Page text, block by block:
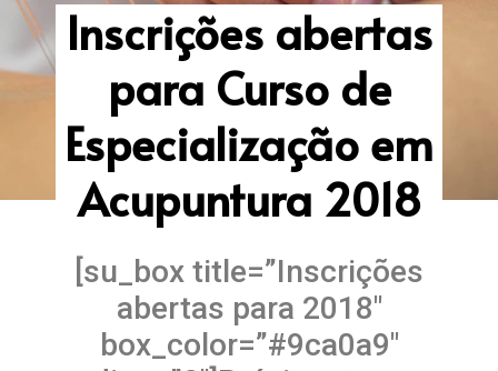
Inscrições abertas
para Curso de
Especialização em
Acupuntura 2018
[su_box title=”Inscrições
abertas para 2018″
box_color=”#9ca0a9″